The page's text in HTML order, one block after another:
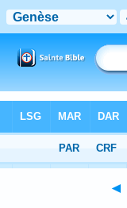
Chapitre 40 > Verset 14
◄